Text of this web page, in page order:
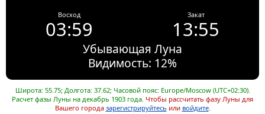
Восход
03:59
Закат
13:55
Убывающая Луна
Видимость: 12%
Широта: 55.75; Долгота: 37.62; Часовой пояс: Europe/Moscow (UTC+02:30).
Расчет фазы Луны на декабрь 1903 года. Чтобы рассчитать фазу Луны для
Вашего города зарегистрируйтесь или войдите.